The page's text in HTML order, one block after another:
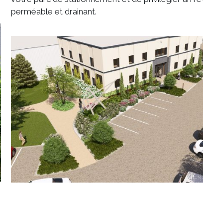
perméable et drainant.